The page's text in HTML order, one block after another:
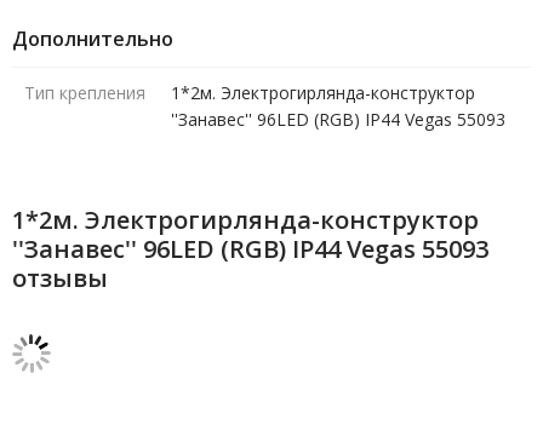
Дополнительно
Тип крепления
1*2м. Электрогирлянда-конструктор
''Занавес'' 96LED (RGB) IP44 Vegas 55093
1*2м. Электрогирлянда-конструктор
''Занавес'' 96LED (RGB) IP44 Vegas 55093
отзывы